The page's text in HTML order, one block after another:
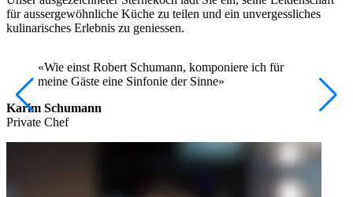
für aussergewöhnliche Küche zu teilen und ein unvergessliches
kulinarisches Erlebnis zu geniessen.
«Wie einst Robert Schumann, komponiere ich für
meine Gäste eine Sinfonie der Sinne»
Karim Schumann
Private Chef